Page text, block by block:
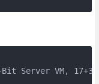
Server VM,